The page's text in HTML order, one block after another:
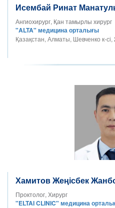
Исембай Ринат
Ангиохирург, Қан тамырлы хирург
"ALTA" медицина орталығы
Қазақстан, Алматы, Шевченко к-
Хамитов Жеңісбек
Проктолог, Хирург
"ELTAI CLINIC" медицина